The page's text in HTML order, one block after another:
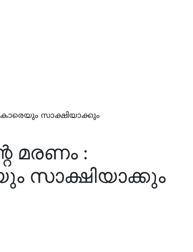
സാക്ഷിയാക്കും
മരണം :
സാക്ഷിയാക്കും